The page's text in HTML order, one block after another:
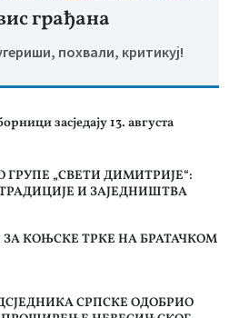
грађана
похвали, критикуј!
засједају 13. августа
„СВЕТИ ДИМИТРИЈЕ“:
И ЗАЈЕДНИШТВА
КОЊСКЕ ТРКЕ НА БРАТАЧКОМ
СРПСКЕ ОДОБРИО